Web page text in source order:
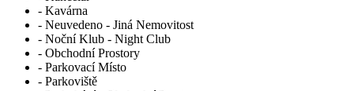
- Kavárna
- Neuvedeno - Jiná Nemovitost
- Noční Klub - Night Club
- Obchodní Prostory
- Parkovací Místo
- Parkoviště